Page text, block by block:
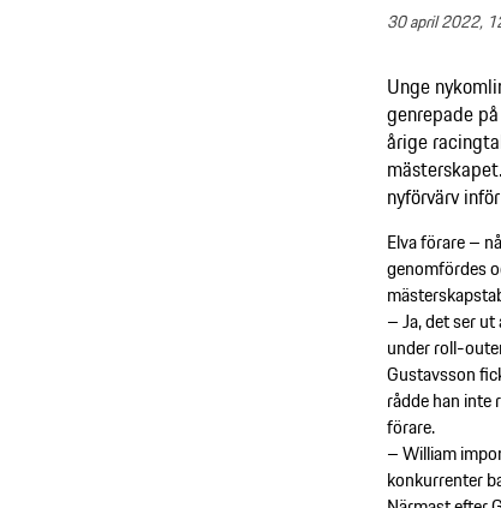
30 april 2022,
Unge
genrepade
årige
nyförvärv
Elva förare –
genomfördes
– Ja, det ser
under roll-
Gustavsson
rådde han
förare.
– William
konkurrenter